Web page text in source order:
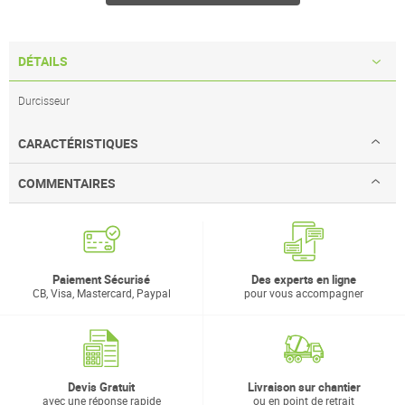
DÉTAILS
Durcisseur
CARACTÉRISTIQUES
COMMENTAIRES
Paiement Sécurisé
CB, Visa, Mastercard, Paypal
Des experts en ligne
pour vous accompagner
Devis Gratuit
avec une réponse rapide
Livraison sur chantier
ou en point de retrait